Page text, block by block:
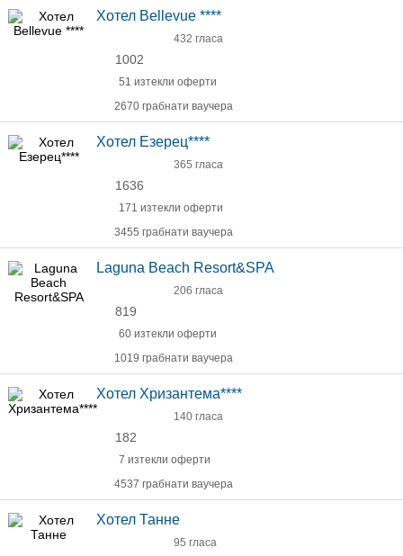
Хотел Bellevue ****
432 гласа
1002
51 изтекли оферти
2670 грабнати ваучера
Хотел Езерец****
365 гласа
1636
171 изтекли оферти
3455 грабнати ваучера
Laguna Beach Resort&SPA
206 гласа
819
60 изтекли оферти
1019 грабнати ваучера
Хотел Хризантема****
140 гласа
182
7 изтекли оферти
4537 грабнати ваучера
Хотел Танне
95 гласа